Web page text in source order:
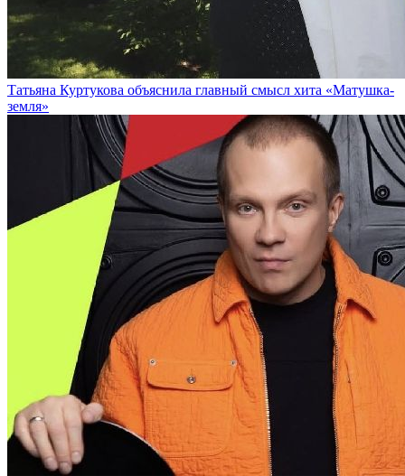
Татьяна Куртукова объяснила главный смысл хита «Матушка-
земля»